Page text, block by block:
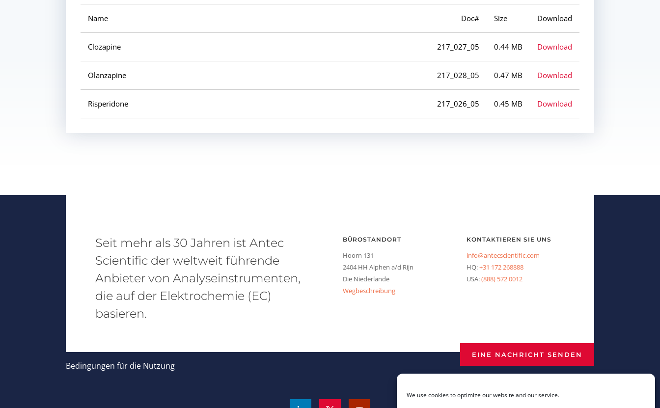
We use cookies to optimize our website and our service.
Name Doc# Size Download
Clozapine 217_027_05 0.44 MB Download
Olanzapine 217_028_05 0.47 MB Download
Risperidone 217_026_05 0.45 MB Download
Seit mehr als 30 Jahren ist Antec
Scientific der weltweit führende
Anbieter von Analyseinstrumenten,
die auf der Elektrochemie (EC)
basieren.
BÜROSTANDORT
Hoorn 131
2404 HH Alphen a/d Rijn
Die Niederlande
Wegbeschreibung
KONTAKTIEREN SIE UNS
info@antecscientific.com
HQ:+31 172 268888
USA:(888) 572 0012
Bedingungen für die Nutzung
EINE NACHRICHT SENDEN